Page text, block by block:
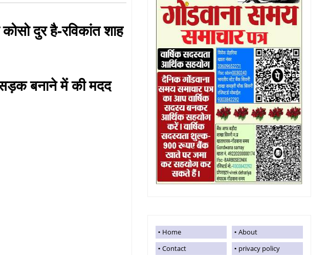
दुर है-रविकांत शाह
बनाने में की मदद
Home
About
Contact
privacy policy